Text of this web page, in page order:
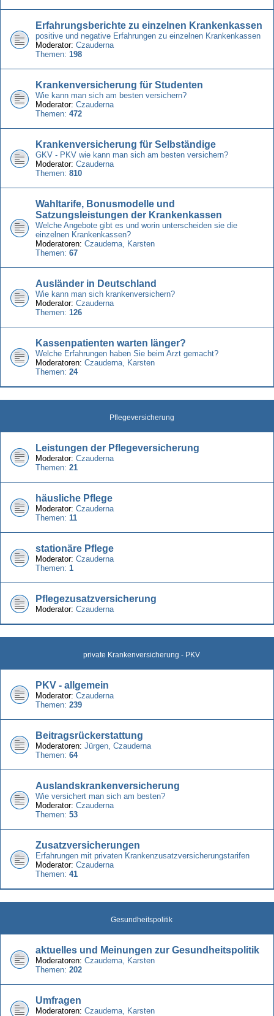
Erfahrungsberichte zu einzelnen Krankenkassen
positive und negative Erfahrungen zu einzelnen Krankenkassen
Moderator: Czauderna
Themen: 198
Krankenversicherung für Studenten
Wie kann man sich am besten versichern?
Moderator: Czauderna
Themen: 472
Krankenversicherung für Selbständige
GKV - PKV wie kann man sich am besten versichern?
Moderator: Czauderna
Themen: 810
Wahltarife, Bonusmodelle und
Satzungsleistungen der Krankenkassen
Welche Angebote gibt es und worin unterscheiden sie die
einzelnen Krankenkassen?
Moderatoren: Czauderna, Karsten
Themen: 67
Ausländer in Deutschland
Wie kann man sich krankenversichern?
Moderator: Czauderna
Themen: 126
Kassenpatienten warten länger?
Welche Erfahrungen haben Sie beim Arzt gemacht?
Moderatoren: Czauderna, Karsten
Themen: 24
Pflegeversicherung
Leistungen der Pflegeversicherung
Moderator: Czauderna
Themen: 21
häusliche Pflege
Moderator: Czauderna
Themen: 11
stationäre Pflege
Moderator: Czauderna
Themen: 1
Pflegezusatzversicherung
Moderator: Czauderna
private Krankenversicherung - PKV
PKV - allgemein
Moderator: Czauderna
Themen: 239
Beitragsrückerstattung
Moderatoren: Jürgen, Czauderna
Themen: 64
Auslandskrankenversicherung
Wie versichert man sich am besten?
Moderator: Czauderna
Themen: 53
Zusatzversicherungen
Erfahrungen mit privaten Krankenzusatzversicherungstarifen
Moderator: Czauderna
Themen: 41
Gesundheitspolitik
aktuelles und Meinungen zur Gesundheitspolitik
Moderatoren: Czauderna, Karsten
Themen: 202
Umfragen
Moderatoren: Czauderna, Karsten